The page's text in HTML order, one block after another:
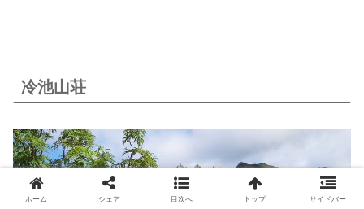
冷池山荘
ホーム シェア 目次へ トップ サイドバー